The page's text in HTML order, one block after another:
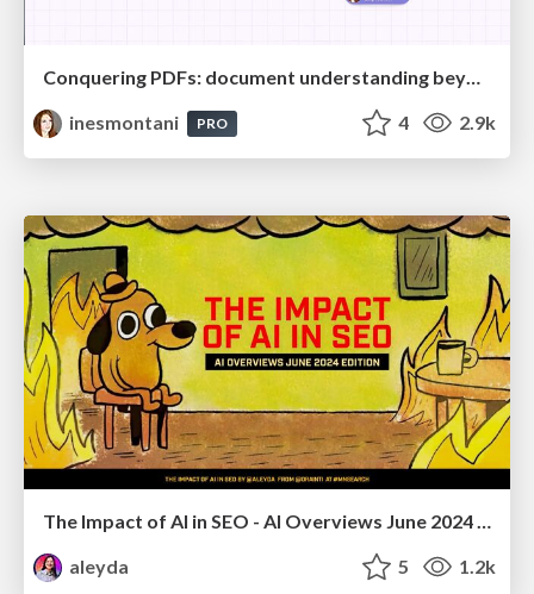
Conquering PDFs: document understanding beyond plain text
inesmontani
PRO 4 2.9k
aleyda
5 1.2k